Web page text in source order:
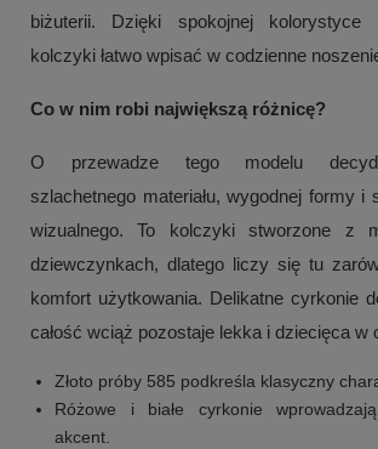
biżuterii. Dzięki spokojnej
kolczyki łatwo wpisać w codzienne
Co w nim robi największą różnicę?
O przewadze tego modelu
szlachetnego materiału, wygodnej formy i
wizualnego. To kolczyki stworzone z
dziewczynkach, dlatego liczy się tu
komfort użytkowania. Delikatne cyrkonie
całość wciąż pozostaje lekka i dziecięca w
Złoto próby 585 podkreśla klasyczny
Różowe i białe cyrkonie
akcent.